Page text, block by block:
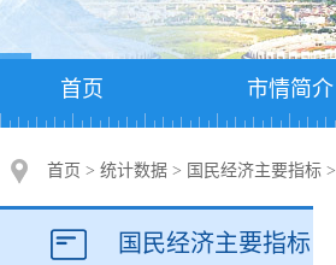
首页 市情简介
首页 > 统计数据 > 国民经济主要指标 >
国民经济主要指标